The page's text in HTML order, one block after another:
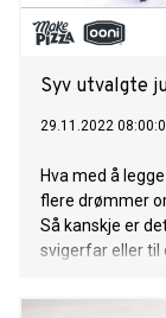
Syv utvalgte
29.11.2022
Hva med å
flere drømmer
Så kanskje er
svigerfar eller til